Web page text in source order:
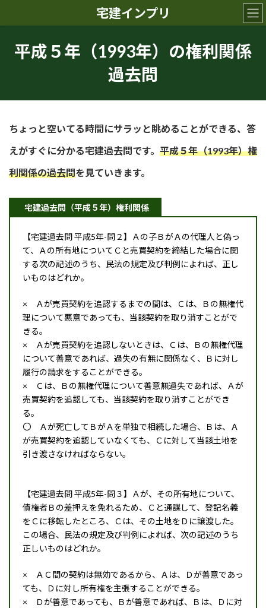
ッ
移
宅建インプリ
平成５年（1993年）の権利関係
過去問
ちょっと空いてる時間にサラッと眺めることができる、答
えがすぐに分かる宅建過去問です。 平成５年（1993年）権
利関係の過去問を見ていきます。
宅建過去問（平成５年）権利関係
【宅建過去問 平成5年-問２】Ａの子ＢがＡの代理人と偽っ
て、Ａの所有地についてＣと売買契約を締結した場合に関
する次の記述のうち、民法の規定及び判例によれば、正し
いものはどれか。
× Ａが売買契約を追認するまでの間は、Ｃは、Ｂの無権代
理について悪意であっても、当該契約を取り消すことがで
きる。
× Ａが売買契約を追認しないときは、Ｃは、Ｂの無権代理
について善意であれば、過失の有無に関係なく、Ｂに対し
履行の請求をすることができる。
× Ｃは、Ｂの無権代理について善意無過失であれば、Ａが
売買契約を追認しても、当該契約を取り消すことができ
る。
〇 Ａが死亡してＢがＡを単独で相続した場合、Ｂは、Ａ
が売買契約を追認していなくても、Ｃに対して当該土地を
引き渡さなければならない。
【宅建過去問 平成5年-問３】Ａが、その所有地について、
債権者Ｂの差押えを免れるため、Ｃと通謀して、登記名義
をＣに移転したところ、Ｃは、その土地をＤに譲渡した。
この場合、民法の規定及び判例によれば、次の記述のうち
正しいものはどれか。
× ＡＣ間の契約は無効であるから、Ａは、Ｄが善意であっ
ても、Ｄに対し所有権を主張することができる。
× Ｄが善意であっても、Ｂが善意であれば、Ｂは、Ｄに対